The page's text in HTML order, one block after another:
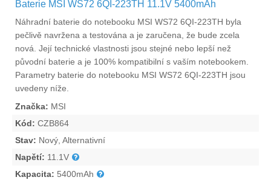
Baterie MSI WS72 6QI-223TH 11.1V 5400mAh
Náhradní baterie do notebooku MSI WS72 6QI-223TH byla
pečlivě navržena a testována a je zaručena, že bude zcela
nová. Její technické vlastnosti jsou stejné nebo lepší než
původní baterie a je 100% kompatibilní s vaším notebookem.
Parametry baterie do notebooku MSI WS72 6QI-223TH jsou
uvedeny níže.
Značka: MSI
Kód: CZB864
Stav: Nový, Alternativní
Napětí: 11.1V
Kapacita: 5400mAh